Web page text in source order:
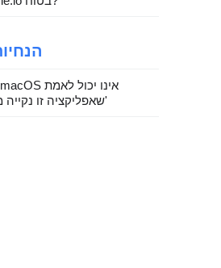
שאפליקציה זו נקייה מתוכנות זדוניות'